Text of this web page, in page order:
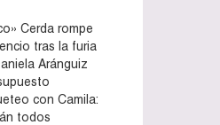
Cerda rompe
tras la furia
Aránguiz
con Camila:
todos